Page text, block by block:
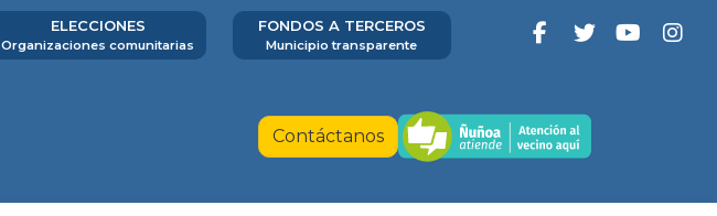
ELECCIONES
Organizaciones comunitarias
FONDOS A TERCEROS
Municipio transparente
Contáctanos